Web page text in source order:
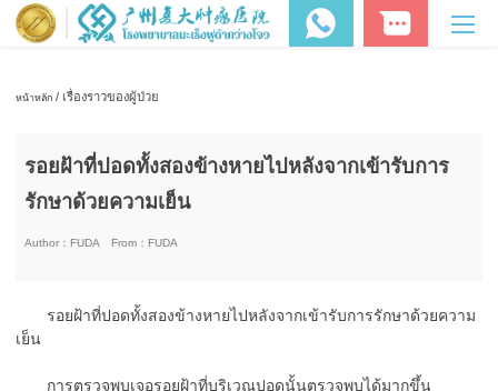
หน้าหลัก/ เรื่องราวของผู้ป่วย
รอยฝ้าที่ปอดทั้งสองข้างหายไปหลังจากเข้ารับการ
รักษาด้วยความเย็น
Author： FUDA From： FUDA
รอยฝ้าที่ปอดทั้งสองข้างหายไปหลังจากเข้ารับการรักษาด้วยความ
เย็น
การตรวจพบเจอรอยฝ้าที่บริเวณปอดนั้นตรวจพบได้มากขึ้น